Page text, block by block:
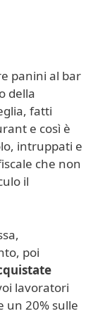
panini al bar
della
fatti
e così è
intruppati e
che non
il
poi
lavoratori
un 20% sulle